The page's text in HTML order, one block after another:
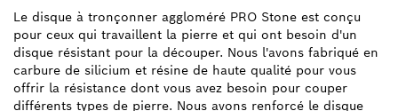
Le disque à tronçonner aggloméré PRO Stone est conçu
pour ceux qui travaillent la pierre et qui ont besoin d'un
disque résistant pour la découper. Nous l'avons fabriqué en
carbure de silicium et résine de haute qualité pour vous
offrir la résistance dont vous avez besoin pour couper
différents types de pierre. Nous avons renforcé le disque